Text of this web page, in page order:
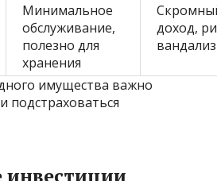
Минимальное
обслуживание,
полезно для
хранения
доход,
имущества важно
подстраховаться